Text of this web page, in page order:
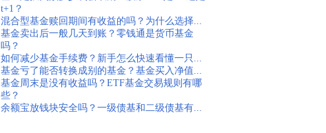
t+1？
混合型基金赎回期间有收益的吗？为什么选择...
基金卖出后一般几天到账？零钱通是货币基金
吗？
如何减少基金手续费？新手怎么快速看懂一只...
基金亏了能否转换成别的基金？基金买入净值...
基金周末是没有收益吗？ETF基金交易规则有哪
些？
余额宝放钱块安全吗？一级债基和二级债基有...